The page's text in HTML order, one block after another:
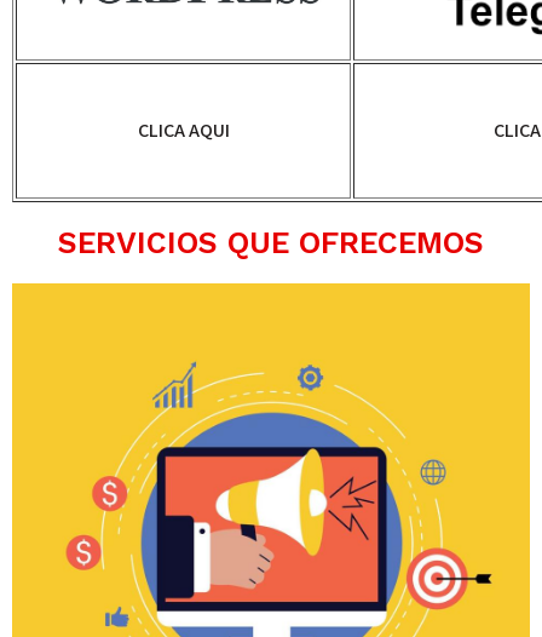
CLICA AQUI
SERVICIOS QUE OFRECEMOS